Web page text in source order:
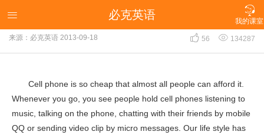

我的课室
 必克英语
手机对我们的生活产生哪些影响？（双语作文）
来源：必克英语 2013-09-18  56  134287
Cell phone is so cheap that almost all people can afford it.
Whenever you go, you see people hold cell phones listening to
music, talking on the phone, chatting with their friends by mobile
QQ or sending video clip by micro messages. Our life style has